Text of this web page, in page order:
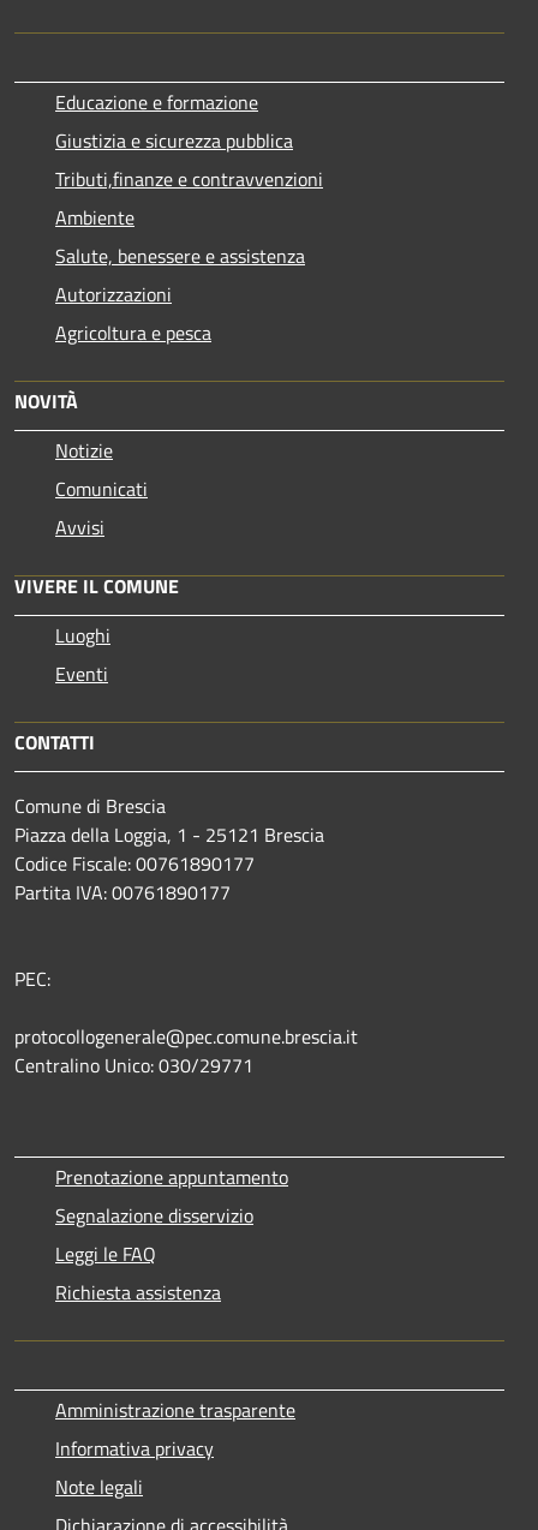
Educazione e formazione
Giustizia e sicurezza pubblica
Tributi,finanze e contravvenzioni
Ambiente
Salute, benessere e assistenza
Autorizzazioni
Agricoltura e pesca
NOVITÀ
Notizie
Comunicati
Avvisi
VIVERE IL COMUNE
Luoghi
Eventi
CONTATTI
Comune di Brescia
Piazza della Loggia, 1 - 25121 Brescia
Codice Fiscale: 00761890177
Partita IVA: 00761890177
PEC:
protocollogenerale@pec.comune.brescia.it
Centralino Unico: 030/29771
Prenotazione appuntamento
Segnalazione disservizio
Leggi le FAQ
Richiesta assistenza
Amministrazione trasparente
Informativa privacy
Note legali